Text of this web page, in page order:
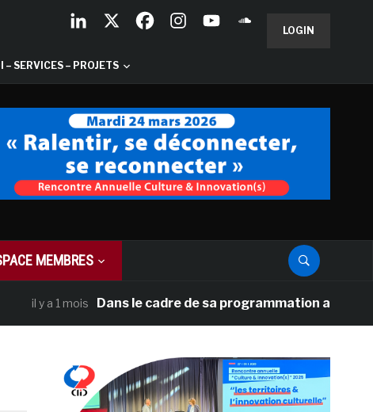
LOGIN
– SERVICES – PROJETS
MEMBRES
il y a 1 mois Dans le cadre de sa programmation américaine,